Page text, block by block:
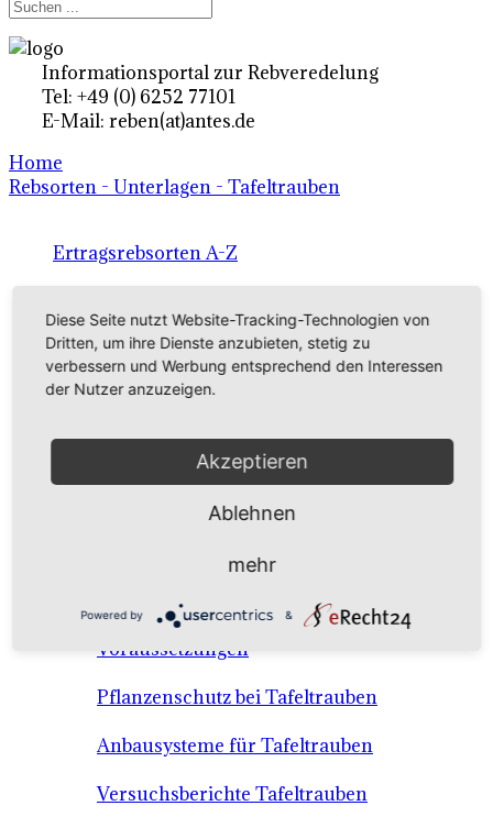
Informationsportal zur Rebveredelung
Tel: +49 (0) 6252 77101
E-Mail: reben(at)antes.de
Home
Rebsorten - Unterlagen - Tafeltrauben
Ertragsrebsorten A-Z
Rebsorten international
externe Links
Tafeltraubensorten
Anbausysteme & Recht
Tafeltrauben A-Z Sortenbeschreibungen
Tafeltraubenanbau - rechtliche
Voraussetzungen
Pflanzenschutz bei Tafeltrauben
Anbausysteme für Tafeltrauben
Versuchsberichte Tafeltrauben
Diese Seite nutzt Website-Tracking-Technologien von
Dritten, um ihre Dienste anzubieten, stetig zu
verbessern und Werbung entsprechend den Interessen
der Nutzer anzuzeigen.
Akzeptieren
Ablehnen
mehr
Powered by &